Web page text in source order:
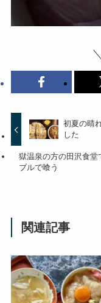
初夏の晴
した
獄温泉の方の田沢食
ブルで喰う
関連記事